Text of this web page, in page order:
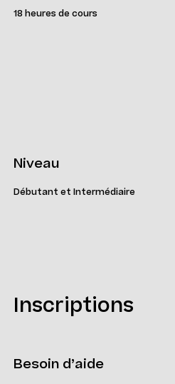
18 heures de cours
Niveau
Débutant et Intermédiaire
Inscriptions
Besoin d’aide